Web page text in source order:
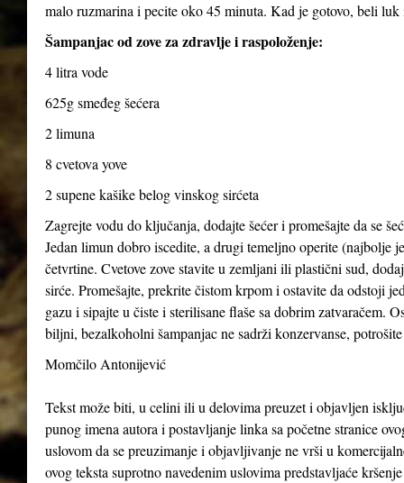
malo ruzmarina i pecite oko 45 minuta. Kad je gotovo, beli
Šampanjac od zove za zdravlje i raspoloženje:
4 litra vode
625g smeđeg šećera
2 limuna
8 cvetova yove
2 supene kašike belog vinskog sirćeta
Zagrejte vodu do ključanja, dodajte šećer i promešajte da se
Jedan limun dobro iscedite, a drugi temeljno operite (najbolje
četvrtine. Cvetove zove stavite u zemljani ili plastični sud,
sirće. Promešajte, prekrite čistom krpom i ostavite da odstoji
gazu i sipajte u čiste i sterilisane flaše sa dobrim zatvaračem.
biljni, bezalkoholni šampanjac ne sadrži konzervanse,
Momčilo Antonijević
Tekst može biti, u celini ili u delovima preuzet i objavljen
punog imena autora i postavljanje linka sa početne stranice
uslovom da se preuzimanje i objavljivanje ne vrši u
ovog teksta suprotno navedenim uslovima predstavljaće